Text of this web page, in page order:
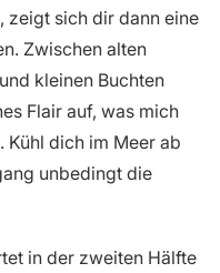
zeigt sich dir dann eine
Zwischen alten
kleinen Buchten
Flair auf, was mich
Kühl dich im Meer ab
unbedingt die
in der zweiten Hälfte